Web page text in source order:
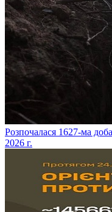
​Розпочалася 1627-ма
2026 г.